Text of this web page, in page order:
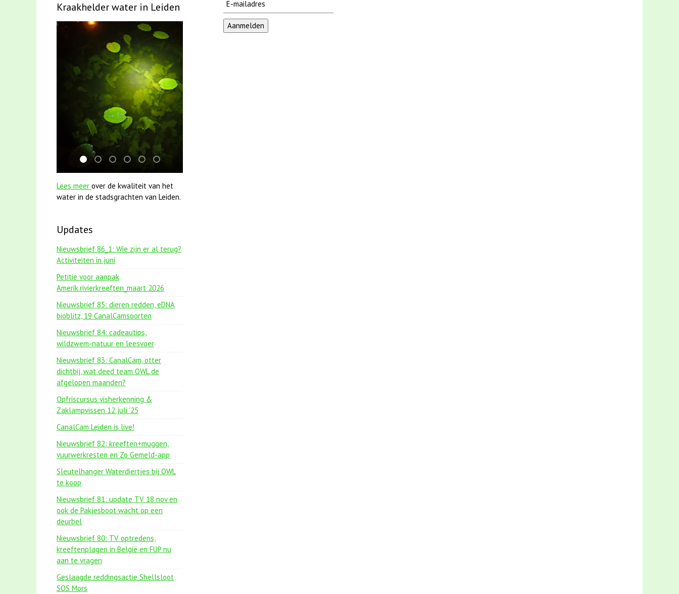
Kraakhelder water in Leiden
jun2021 zaklv 5 snoekje MOOI
smoelenboek fifi en karper nieuwsbrief-
mei2021 watervogelmethode fuut met baars
jun2021 28 brasem en rietvoorns 4a verscherpt
mei2021 1 snoekje elly
karper met kattenklimtouw
Lees meer over de kwaliteit van het
water in de stadsgrachten van Leiden.
Updates
Nieuwsbrief 86_1: Wie zijn er al terug?
Activiteiten in juni
Petitie voor aanpak
Amerik.rivierkreeften_maart 2026
Nieuwsbrief 85: dieren redden, eDNA
bioblitz, 19 CanalCamsoorten
Nieuwsbrief 84: cadeautips,
wildzwem-natuur en leesvoer
Nieuwsbrief 83: CanalCam, otter
dichtbij, wat deed team OWL de
afgelopen maanden?
Opfriscursus visherkenning &
Zaklampvissen 12 juli '25
CanalCam Leiden is live!
Nieuwsbrief 82: kreeften+muggen,
vuurwerkresten en Zo Gemeld-app
Sleutelhanger Waterdiertjes bij OWL
te koop
Nieuwsbrief 81: update TV 18 nov en
ook de Pakjesboot wacht op een
deurbel
Nieuwsbrief 80: TV optredens,
kreeftenplagen in België en FUP nu
aan te vragen
Geslaagde reddingsactie Shellsloot
SOS Mors